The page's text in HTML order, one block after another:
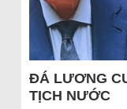
ĐÁ LƯƠNG
TỊCH NƯỚC